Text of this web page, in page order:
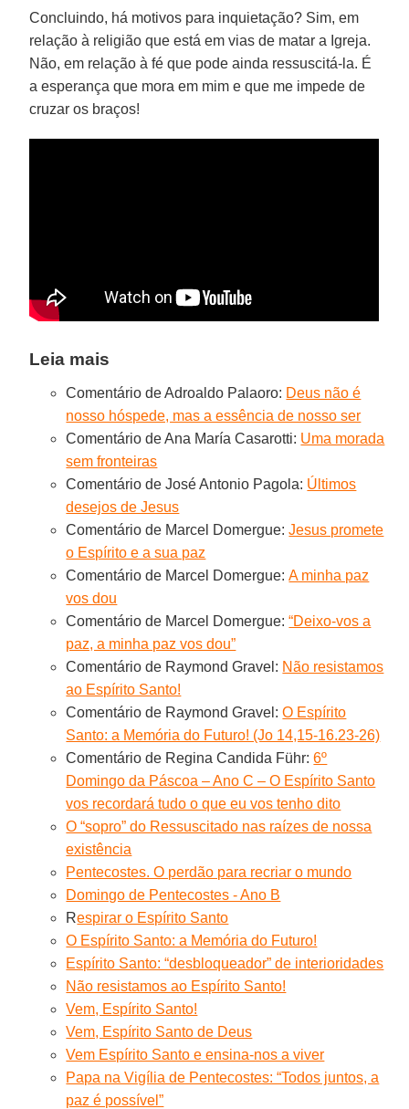
Concluindo, há motivos para inquietação? Sim, em
relação à religião que está em vias de matar a Igreja.
Não, em relação à fé que pode ainda ressuscitá-la. É
a esperança que mora em mim e que me impede de
cruzar os braços!
Leia mais
Comentário de Adroaldo Palaoro: Deus não é
nosso hóspede, mas a essência de nosso ser
Comentário de Ana María Casarotti: Uma morada
sem fronteiras
Comentário de José Antonio Pagola: Últimos
desejos de Jesus
Comentário de Marcel Domergue:Jesus promete
o Espírito e a sua paz
Comentário de Marcel Domergue:A minha paz
vos dou
Comentário de Marcel Domergue:“Deixo-vos a
paz, a minha paz vos dou”
Comentário de Raymond Gravel: Não resistamos
ao Espírito Santo!
Comentário de Raymond Gravel:O Espírito
Santo: a Memória do Futuro! (Jo 14,15-16.23-26)
Comentário de Regina Candida Führ:6º
Domingo da Páscoa – Ano C – O Espírito Santo
vos recordará tudo o que eu vos tenho dito
O “sopro” do Ressuscitado nas raízes de nossa
existência
Pentecostes. O perdão para recriar o mundo
Domingo de Pentecostes - Ano B
Respirar o Espírito Santo
O Espírito Santo: a Memória do Futuro!
Espírito Santo: “desbloqueador” de interioridades
Não resistamos ao Espírito Santo!
Vem, Espírito Santo!
Vem, Espírito Santo de Deus
Vem Espírito Santo e ensina-nos a viver
Papa na Vigília de Pentecostes: “Todos juntos, a
paz é possível”